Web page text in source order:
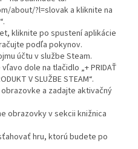
about/?l=slovak a kliknite na
kliknite po spustení aplikácie
podľa pokynov.
účtu v službe Steam.
dole na tlačidlo „+ PRIDAŤ
V SLUŽBE STEAM“.
a zadajte aktivačný
obrazovky v sekcii knižnica
hru, ktorú budete po